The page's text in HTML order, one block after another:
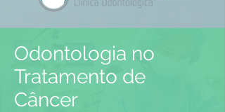
Odontologia no
Tratamento de
Câncer